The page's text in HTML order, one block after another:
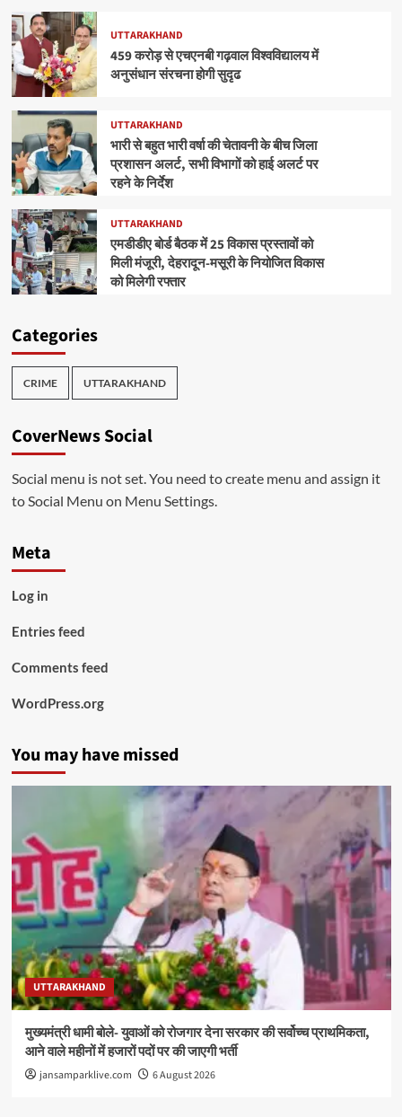
UTTARAKHAND
459 करोड़ से एचएनबी गढ़वाल विश्वविद्यालय में
अनुसंधान संरचना होगी सुदृढ
UTTARAKHAND
भारी से बहुत भारी वर्षा की चेतावनी के बीच जिला
प्रशासन अलर्ट, सभी विभागों को हाई अलर्ट पर
रहने के निर्देश
UTTARAKHAND
एमडीडीए बोर्ड बैठक में 25 विकास प्रस्तावों को
मिली मंजूरी, देहरादून-मसूरी के नियोजित विकास
को मिलेगी रफ्तार
Categories
CRIME UTTARAKHAND
CoverNews Social
Social menu is not set. You need to create menu and assign it
to Social Menu on Menu Settings.
Meta
Log in
Entries feed
Comments feed
WordPress.org
You may have missed
UTTARAKHAND
मुख्यमंत्री धामी बोले- युवाओं को रोजगार देना सरकार की सर्वोच्च प्राथमिकता,
आने वाले महीनों में हजारों पदों पर की जाएगी भर्ती
jansamparklive.com 6 August 2026